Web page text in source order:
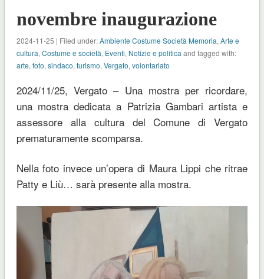
novembre inaugurazione
2024-11-25 | Filed under:Ambiente Costume Società Memoria, Arte e
cultura, Costume e società, Eventi, Notizie e politica and tagged with:
arte, foto, sindaco, turismo, Vergato, volontariato
2024/11/25, Vergato – Una mostra per ricordare,
una mostra dedicata a Patrizia Gambari artista e
assessore alla cultura del Comune di Vergato
prematuramente scomparsa.
Nella foto invece un’opera di Maura Lippi che ritrae
Patty e Liù… sarà presente alla mostra.